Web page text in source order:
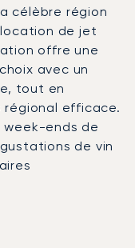
célèbre région
de jet
offre une
avec un
tout en
efficace.
week-ends de
de vin
en fonction de